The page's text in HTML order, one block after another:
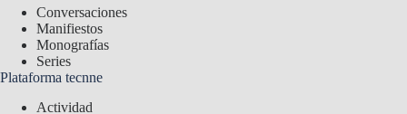
Conversaciones
Manifiestos
Monografías
Series
Plataforma tecnne
Actividad